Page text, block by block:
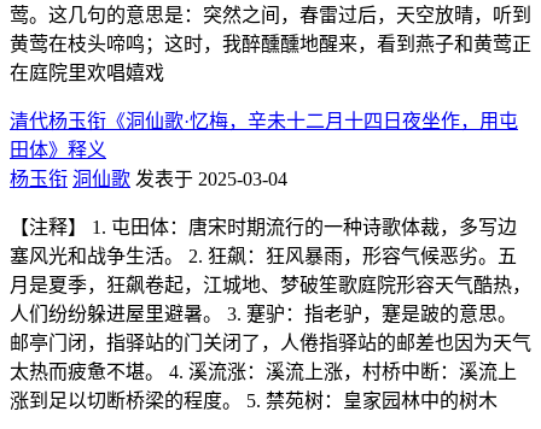
莺。这几句的意思是：突然之间，春雷过后，天空放晴，听到
黄莺在枝头啼鸣；这时，我醉醺醺地醒来，看到燕子和黄莺正
在庭院里欢唱嬉戏
清代杨玉衔《洞仙歌·忆梅，辛未十二月十四日夜坐作，用屯
田体》释义
杨玉衔 洞仙歌 发表于 2025-03-04
【注释】 1. 屯田体：唐宋时期流行的一种诗歌体裁，多写边
塞风光和战争生活。 2. 狂飙：狂风暴雨，形容气候恶劣。五
月是夏季，狂飙卷起，江城地、梦破笙歌庭院形容天气酷热，
人们纷纷躲进屋里避暑。 3. 蹇驴：指老驴，蹇是跛的意思。
邮亭门闭，指驿站的门关闭了，人倦指驿站的邮差也因为天气
太热而疲惫不堪。 4. 溪流涨：溪流上涨，村桥中断：溪流上
涨到足以切断桥梁的程度。 5. 禁苑树：皇家园林中的树木